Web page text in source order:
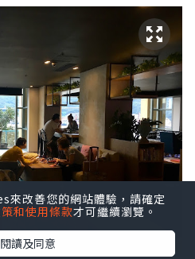
改善您的網站體驗，請確定
和使用條款才可繼續瀏覽。
讀及同意